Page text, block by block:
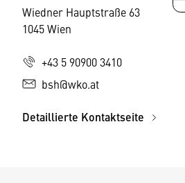
Wiedner Hauptstraße 63
1045 Wien
+43 5 90900 3410
bsh@wko.at
Detaillierte Kontaktseite